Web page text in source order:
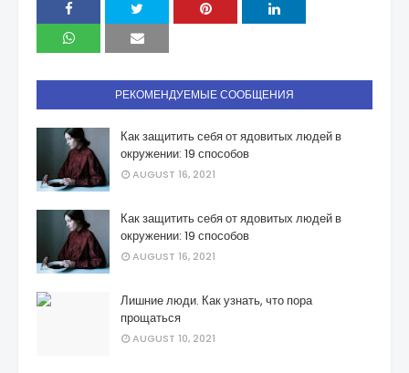
РЕКОМЕНДУЕМЫЕ СООБЩЕНИЯ
Как защитить себя от ядовитых людей в
окружении: 19 способов
AUGUST 16, 2021
Как защитить себя от ядовитых людей в
окружении: 19 способов
AUGUST 16, 2021
Лишние люди. Как узнать, что пора
прощаться
AUGUST 10, 2021